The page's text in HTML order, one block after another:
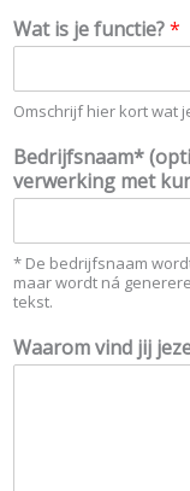
Wat is je functie?*
Omschrijf hier kort wat
i
s
s
m
e
n
M
o
t
Bedrijfsnaam*
verwerking met
* De bedrijfsnaam
maar wordt ná
tekst.
Waarom vind jij